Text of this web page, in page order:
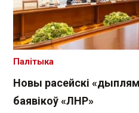
Новы расейскі
баявікоў «ЛНР»
Палітыка